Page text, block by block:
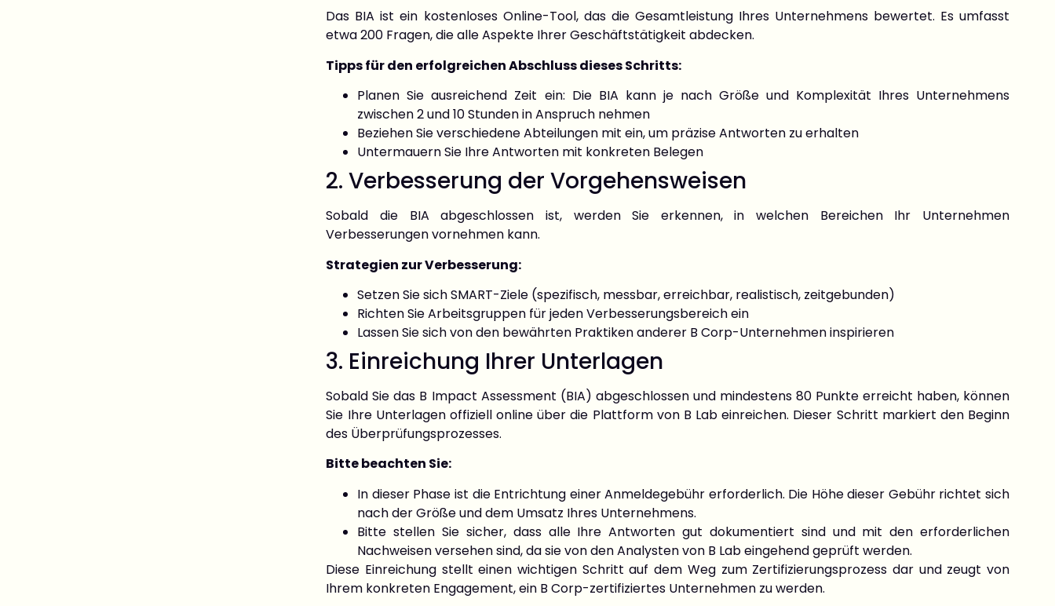
Das BIA ist ein kostenloses Online-Tool, das die Gesamtleistung Ihres Unternehmens bewertet. Es umfasst
etwa 200 Fragen, die alle Aspekte Ihrer Geschäftstätigkeit abdecken.
Tipps für den erfolgreichen Abschluss dieses Schritts:
Planen Sie ausreichend Zeit ein: Die BIA kann je nach Größe und Komplexität Ihres Unternehmens
zwischen 2 und 10 Stunden in Anspruch nehmen
Beziehen Sie verschiedene Abteilungen mit ein, um präzise Antworten zu erhalten
Untermauern Sie Ihre Antworten mit konkreten Belegen
2. Verbesserung der Vorgehensweisen
Sobald die BIA abgeschlossen ist, werden Sie erkennen, in welchen Bereichen Ihr Unternehmen
Verbesserungen vornehmen kann.
Strategien zur Verbesserung:
Setzen Sie sich SMART-Ziele (spezifisch, messbar, erreichbar, realistisch, zeitgebunden)
Richten Sie Arbeitsgruppen für jeden Verbesserungsbereich ein
Lassen Sie sich von den bewährten Praktiken anderer B Corp-Unternehmen inspirieren
3. Einreichung Ihrer Unterlagen
Sobald Sie das B Impact Assessment (BIA) abgeschlossen und mindestens 80 Punkte erreicht haben, können
Sie Ihre Unterlagen offiziell online über die Plattform von B Lab einreichen. Dieser Schritt markiert den Beginn
des Überprüfungsprozesses.
Bitte beachten Sie:
In dieser Phase ist die Entrichtung einer Anmeldegebühr erforderlich. Die Höhe dieser Gebühr richtet sich
nach der Größe und dem Umsatz Ihres Unternehmens.
Bitte stellen Sie sicher, dass alle Ihre Antworten gut dokumentiert sind und mit den erforderlichen
Nachweisen versehen sind, da sie von den Analysten von B Lab eingehend geprüft werden.
Diese Einreichung stellt einen wichtigen Schritt auf dem Weg zum Zertifizierungsprozess dar und zeugt von
Ihrem konkreten Engagement, ein B Corp-zertifiziertes Unternehmen zu werden.